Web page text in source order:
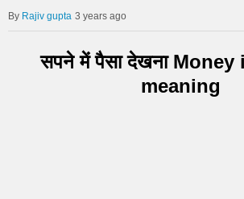
Rajiv gupta 3 years ago
सपने में पैसा देखना
meaning